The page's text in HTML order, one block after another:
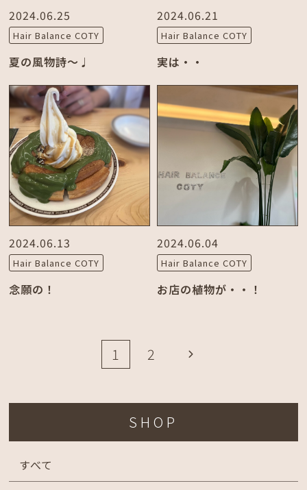
2024.06.25
Hair Balance COTY
夏の風物詩～♩
2024.06.21
Hair Balance COTY
実は・・
2024.06.13
Hair Balance COTY
念願の！
2024.06.04
Hair Balance COTY
お店の植物が・・！
1 2
SHOP
すべて